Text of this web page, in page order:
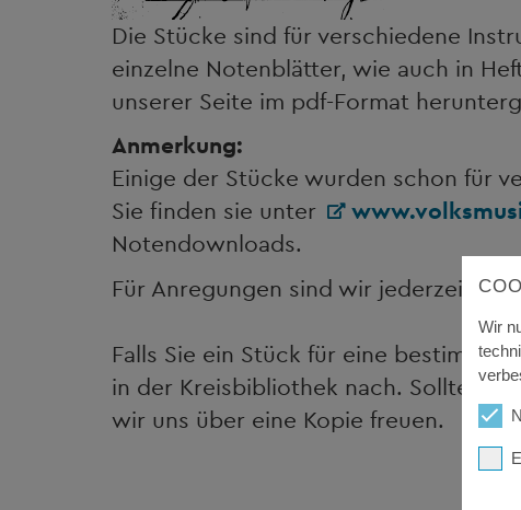
Die Stücke sind für verschiedene
einzelne Notenblätter, wie auch in
unserer Seite im pdf-Format
Anmerkung:
Einige der Stücke wurden schon für
Sie finden sie unter
Notendownloads.
Für Anregungen sind wir jederzeit
Falls Sie ein Stück für eine
in der Kreisbibliothek nach. Sollten
wir uns über eine Kopie freuen.
Wir